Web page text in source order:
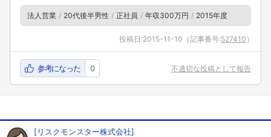
法人営業 20代後半男性 正社員 年収300万円 2015年度
投稿日:2015-11-10 （記事番号:527410 ）
参考になった 0 不適切な投稿として報告
[リスクモンスター株式会社]